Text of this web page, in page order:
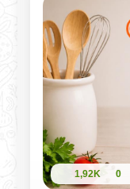
1,92K 0